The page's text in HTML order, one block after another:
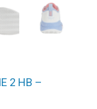
2 HB –